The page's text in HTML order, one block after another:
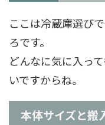
ここは冷蔵庫選び
ろです。
どんなに気に入っ
いですからね。
本体サイズと搬